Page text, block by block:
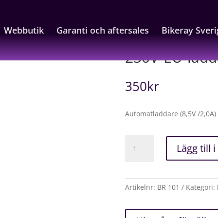
Webbutik Garanti och aftersales Bikeray
laddare till 7,4V-batterier
230V-EU-
350kr
Automatladdare (8,5V /
EU-
7,4V-
mängd
Lägg till
Artikelnr: BR 101 Kategori: